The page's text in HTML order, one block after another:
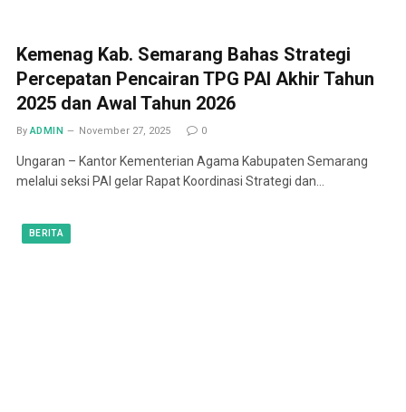
Kemenag Kab. Semarang Bahas Strategi
Percepatan Pencairan TPG PAI Akhir Tahun
2025 dan Awal Tahun 2026
By ADMIN November 27, 2025 0
Ungaran – Kantor Kementerian Agama Kabupaten Semarang
melalui seksi PAI gelar Rapat Koordinasi Strategi dan…
BERITA